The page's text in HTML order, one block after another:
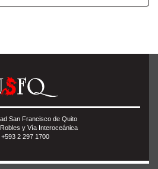
San Francisco de Quito
y Vía Interoceánica
+593 2 297 1700